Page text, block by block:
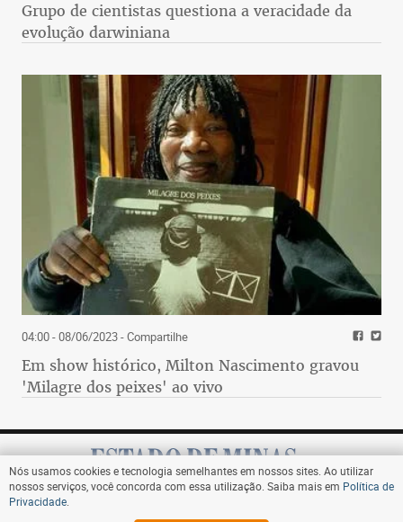
Grupo de cientistas questiona a veracidade da
evolução darwiniana
04:00 - 08/06/2023- Compartilhe
Em show histórico, Milton Nascimento gravou
'Milagre dos peixes' ao vivo
Nós usamos cookies e tecnologia semelhantes em nossos sites. Ao utilizar
nossos serviços, você concorda com essa utilização. Saiba mais em Política de
Privacidade